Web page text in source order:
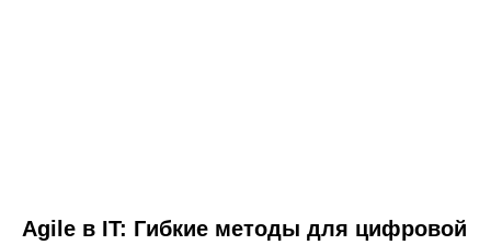
Agile в IT: Гибкие методы для цифровой